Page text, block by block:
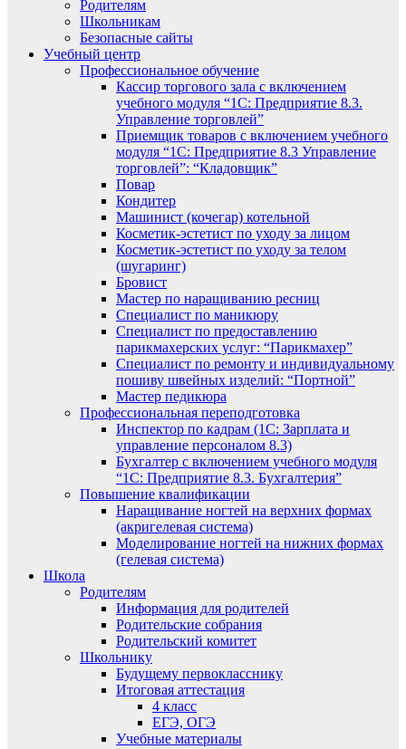
Родителям
Школьникам
Безопасные сайты
Учебный центр
Профессиональное обучение
Кассир торгового зала с включением
учебного модуля “1С: Предприятие 8.3.
Управление торговлей”
Приемщик товаров с включением учебного
модуля “1С: Предприятие 8.3 Управление
торговлей”: “Кладовщик”
Повар
Кондитер
Машинист (кочегар) котельной
Косметик-эстетист по уходу за лицом
Косметик-эстетист по уходу за телом
(шугаринг)
Бровист
Мастер по наращиванию ресниц
Специалист по маникюру
Специалист по предоставлению
парикмахерских услуг: “Парикмахер”
Специалист по ремонту и индивидуальному
пошиву швейных изделий: “Портной”
Мастер педикюра
Профессиональная переподготовка
Инспектор по кадрам (1С: Зарплата и
управление персоналом 8.3)
Бухгалтер с включением учебного модуля
“1С: Предприятие 8.3. Бухгалтерия”
Повышение квалификации
Наращивание ногтей на верхних формах
(акригелевая система)
Моделирование ногтей на нижних формах
(гелевая система)
Школа
Родителям
Информация для родителей
Родительские собрания
Родительский комитет
Школьнику
Будущему первокласснику
Итоговая аттестация
4 класс
ЕГЭ, ОГЭ
Учебные материалы